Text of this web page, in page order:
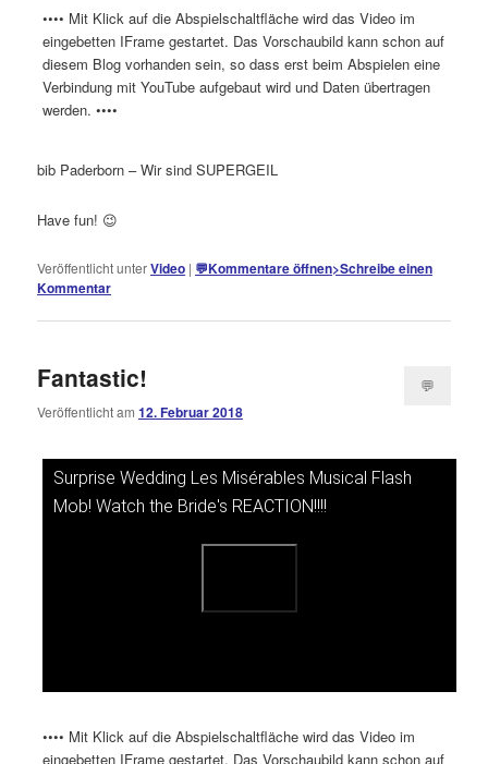
•••• Mit Klick auf die Abspielschaltfläche wird das Video im
eingebetten IFrame gestartet. Das Vorschaubild kann schon auf
diesem Blog vorhanden sein, so dass erst beim Abspielen eine
Verbindung mit YouTube aufgebaut wird und Daten übertragen
werden. ••••
bib Paderborn – Wir sind SUPERGEIL
Have fun! 😉
Veröffentlicht unterVideo | 💬Kommentare öffnen>Schreibe einen
Kommentar
Fantastic!
Veröffentlicht am12. Februar 2018
💬
öffnen>
Surprise Wedding Les Misérables Musical Flash
Mob! Watch the Bride's REACTION!!!!
Dieses Video auf YouTube ansehen
•••• Mit Klick auf die Abspielschaltfläche wird das Video im
eingebetten IFrame gestartet. Das Vorschaubild kann schon auf